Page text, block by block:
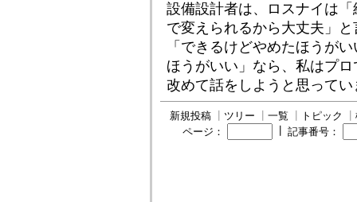
設備設計者は、ロスナイは
で変えられるから大丈夫」
「できるけどやめたほうが
ほうがいい」なら、私はプ
改めて話をしようと思ってい
新規投稿 ツリー 一覧 トピック
ページ：
記事番号：